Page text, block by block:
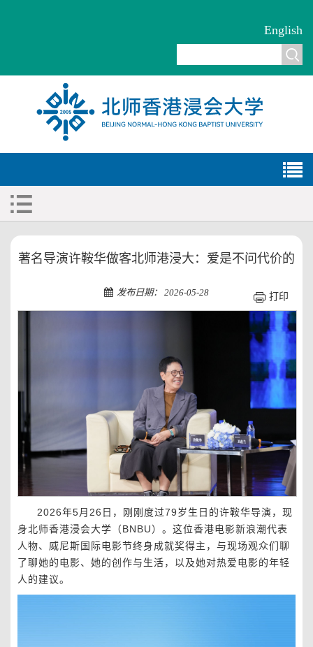
English
著名导演许鞍华做客北师港浸大：爱是不问代价的
发布日期： 2026-05-28 打印
2026年5月26日，刚刚度过79岁生日的许鞍华导演，现
身北师香港浸会大学（BNBU）。这位香港电影新浪潮代表
人物、威尼斯国际电影节终身成就奖得主，与现场观众们聊
了聊她的电影、她的创作与生活，以及她对热爱电影的年轻
人的建议。